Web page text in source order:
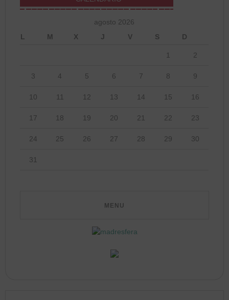
agosto 2026
L
M X J V S D
1 2
3 4 5 6 7 8 9
10 11 12 13 14 15 16
17 18 19 20 21 22 23
24 25 26 27 28 29 30
31